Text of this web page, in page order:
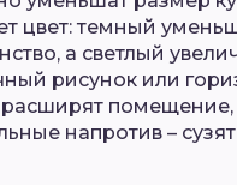
цвет: темный
а светлый
рисунок или
помещение,
напротив –